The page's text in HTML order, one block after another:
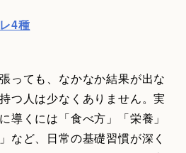
4種
っても、なかなか結果が出な
人は少なくありません。実
導くには「食べ方」「栄養」
など、日常の基礎習慣が深く